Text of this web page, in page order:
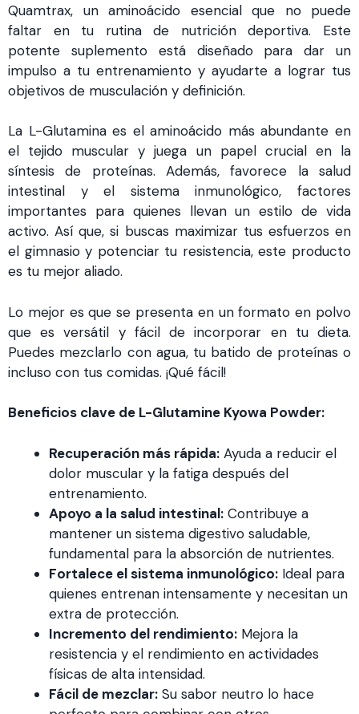
Quamtrax, un aminoácido esencial que no puede
faltar en tu rutina de nutrición deportiva. Este
potente suplemento está diseñado para dar un
impulso a tu entrenamiento y ayudarte a lograr tus
objetivos de musculación y definición.
La L-Glutamina es el aminoácido más abundante en
el tejido muscular y juega un papel crucial en la
síntesis de proteínas. Además, favorece la salud
intestinal y el sistema inmunológico, factores
importantes para quienes llevan un estilo de vida
activo. Así que, si buscas maximizar tus esfuerzos en
el gimnasio y potenciar tu resistencia, este producto
es tu mejor aliado.
Lo mejor es que se presenta en un formato en polvo
que es versátil y fácil de incorporar en tu dieta.
Puedes mezclarlo con agua, tu batido de proteínas o
incluso con tus comidas. ¡Qué fácil!
Beneficios clave de L-Glutamine Kyowa Powder:
Recuperación más rápida: Ayuda a reducir el
dolor muscular y la fatiga después del
entrenamiento.
Apoyo a la salud intestinal: Contribuye a
mantener un sistema digestivo saludable,
fundamental para la absorción de nutrientes.
Fortalece el sistema inmunológico: Ideal para
quienes entrenan intensamente y necesitan un
extra de protección.
Incremento del rendimiento: Mejora la
resistencia y el rendimiento en actividades
físicas de alta intensidad.
Fácil de mezclar: Su sabor neutro lo hace